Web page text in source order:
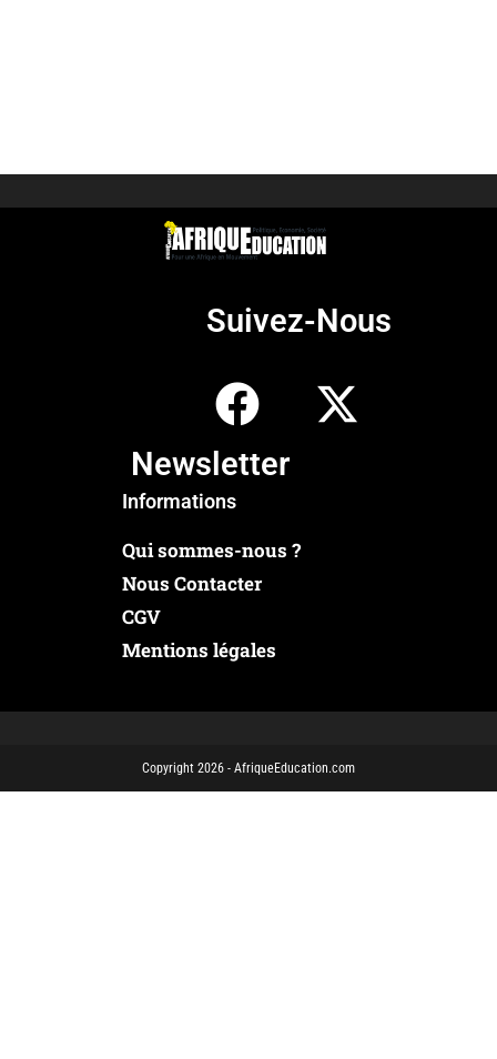
Suivez-Nous
Newsletter
Informations
Qui sommes-nous ?
Nous Contacter
CGV
Mentions légales
Copyright 2026 - AfriqueEducation.com